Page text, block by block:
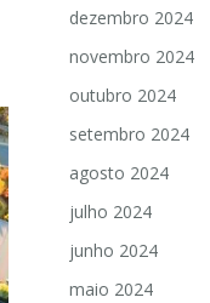
dezembro 2024
novembro 2024
outubro 2024
setembro 2024
agosto 2024
julho 2024
junho 2024
maio 2024